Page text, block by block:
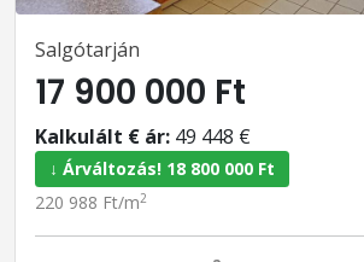
Salgótarján
17 900 000 Ft
Kalkulált € ár: 49 448 €
↓ Árváltozás! 18 800 000 Ft
220 988 Ft/m2